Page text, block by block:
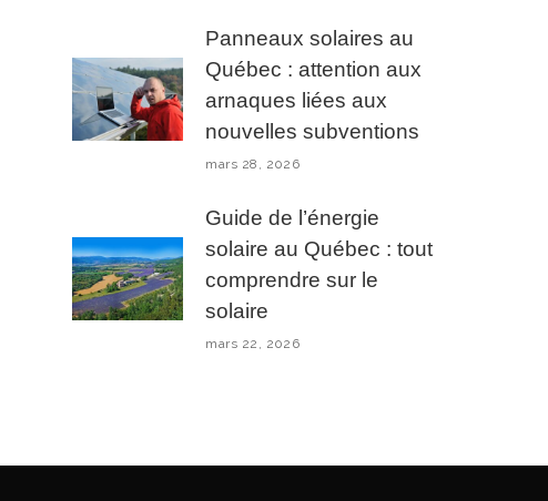
Panneaux solaires au
Québec : attention aux
arnaques liées aux
nouvelles subventions
mars 28, 2026
Guide de l’énergie
solaire au Québec : tout
comprendre sur le
solaire
mars 22, 2026